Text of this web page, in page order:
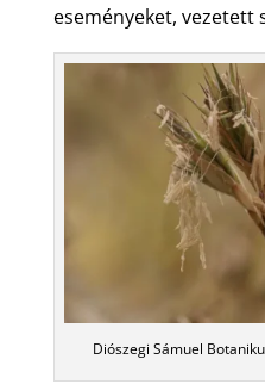
eseményeket, vezetett
Diószegi Sámuel